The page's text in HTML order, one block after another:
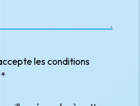
les conditions